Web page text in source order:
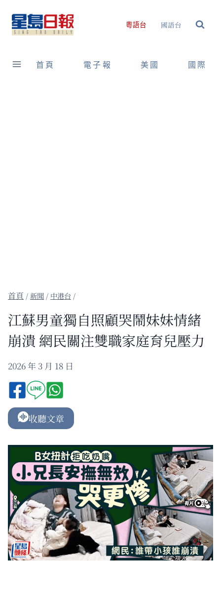
content
粵語台 國語台
首頁 電子報 美國 國際
/新聞 / 中港台 /
江蘇男童獨自照顧哭鬧妹妹情緒
崩潰 網民關注雙職家庭育兒壓力
2026 年 3 月 18 日
收聽文章